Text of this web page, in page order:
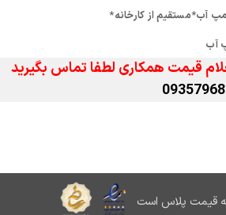
آب*مستقیم از کارخانه*
آب
قیمت همکاری لطفا تماس بگیرید
قیمت پلاس است